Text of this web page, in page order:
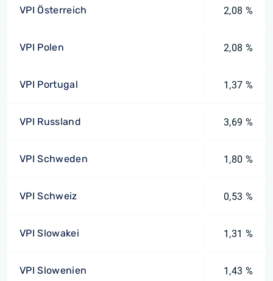
VPI Österreich 2,08 %
VPI Polen 2,08 %
VPI Portugal 1,37 %
VPI Russland 3,69 %
VPI Schweden 1,80 %
VPI Schweiz 0,53 %
VPI Slowakei 1,31 %
VPI Slowenien 1,43 %